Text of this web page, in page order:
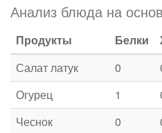
Анализ блюда на
Продукты Белки
Салат латук
0
Огурец
1
Чеснок
0